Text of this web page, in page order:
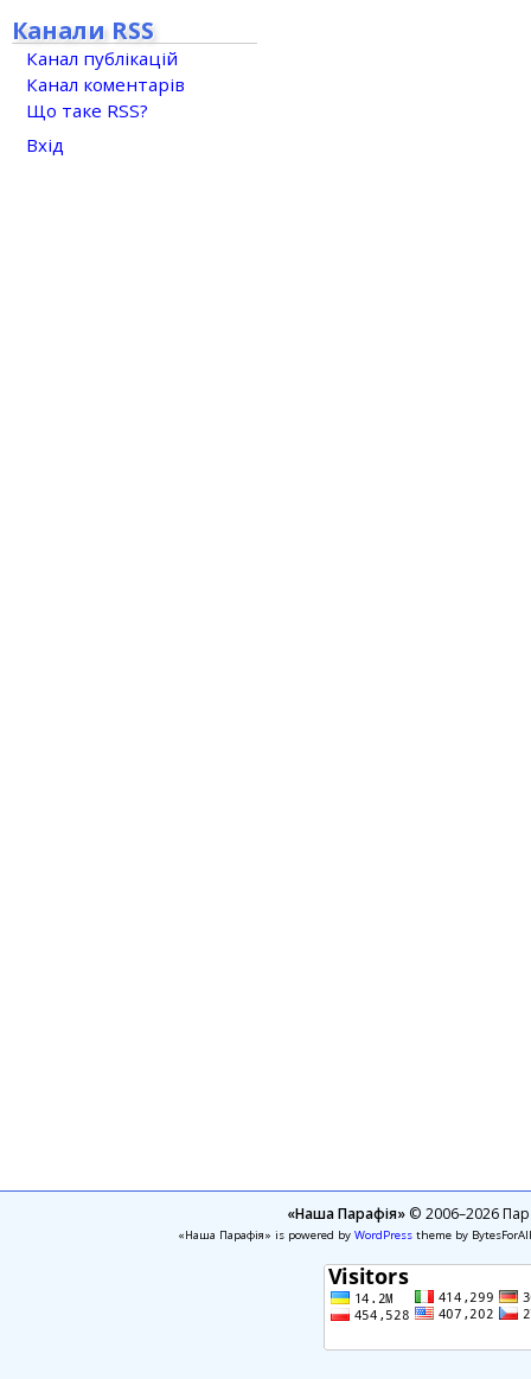
Канали RSS
Канал публікацій
Канал коментарів
Що таке RSS?
Вхід
«Наша Парафія»© 2006–2026
«Наша Парафія» is powered by WordPresstheme by